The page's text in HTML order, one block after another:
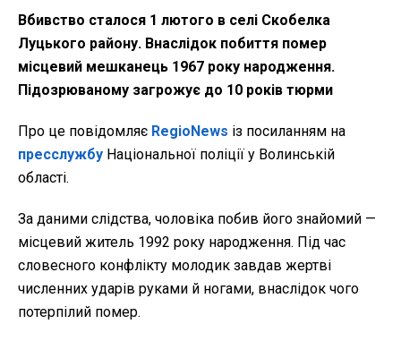
Вбивство сталося 1 лютого в селі Скобелка
Луцького району. Внаслідок побиття помер
місцевий мешканець 1967 року народження.
Підозрюваному загрожує до 10 років тюрми
Про це повідомляє RegioNews із посиланням на
пресслужбу Національної поліції у Волинській
області.
За даними слідства, чоловіка побив його знайомий —
місцевий житель 1992 року народження. Під час
словесного конфлікту молодик завдав жертві
численних ударів руками й ногами, внаслідок чого
потерпілий помер.